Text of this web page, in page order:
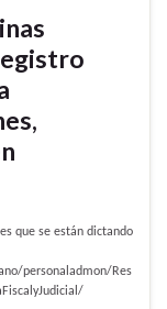
que se están dictando
personaladmon/Res